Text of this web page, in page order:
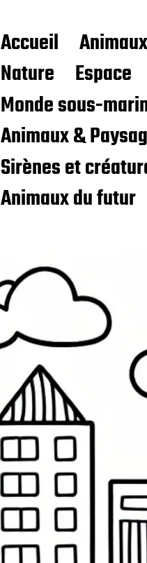
Accueil
Nature
Espace
Monde sous-
Animaux &
Sirènes et
Animaux du futur